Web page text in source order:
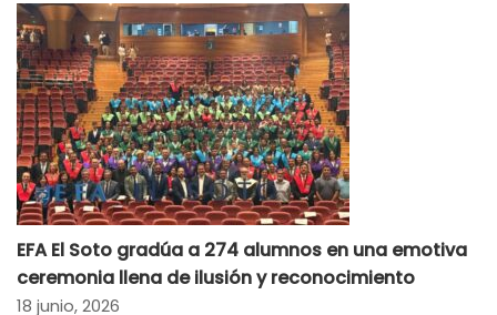
EFA El Soto gradúa a 274 alumnos en una emotiva
ceremonia llena de ilusión y reconocimiento
18 junio, 2026